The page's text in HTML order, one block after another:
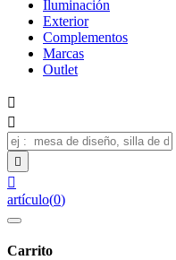
Iluminación
Exterior
Complementos
Marcas
Outlet




artículo(0)
Carrito